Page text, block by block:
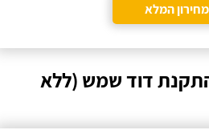
המלא
דוד שמש (ללא